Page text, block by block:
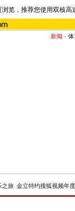
览，推荐您使用双核高
新闻 -
之旅 金立特约搜狐视频年